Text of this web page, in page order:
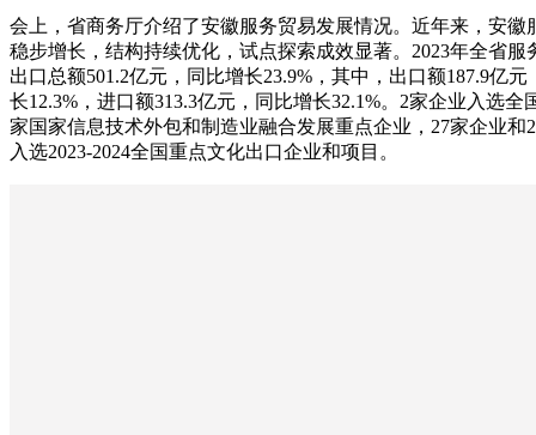
会上，省商务厅介绍了安徽服务贸易发展情况。近年来，安徽
稳步增长，结构持续优化，试点探索成效显著。2023年全省服
出口总额501.2亿元，同比增长23.9%，其中，出口额187.9亿元
长12.3%，进口额313.3亿元，同比增长32.1%。2家企业入选全
家国家信息技术外包和制造业融合发展重点企业，27家企业和
入选2023-2024全国重点文化出口企业和项目。